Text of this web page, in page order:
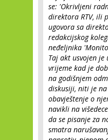
se: 'Okrivljeni
direktora RTV, ili
ugovora sa
redakcijskog
neđeljnika
Taj akt usvojen je
vrijeme kad je
na godišnjem
diskusiji, niti je
obavještenje o
navikli na
da se pisanje za
smatra